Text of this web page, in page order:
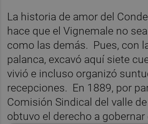
La historia de amor del
hace que el Vignemale no
como las demás. Pues, con
palanca, excavó aquí siete
vivió e incluso organizó
recepciones. En 1889, por
Comisión Sindical del valle
obtuvo el derecho a